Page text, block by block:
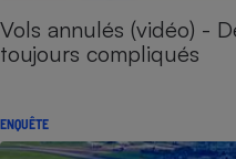
Vols annulés (vidéo) -
toujours compliqués
ENQUÊTE